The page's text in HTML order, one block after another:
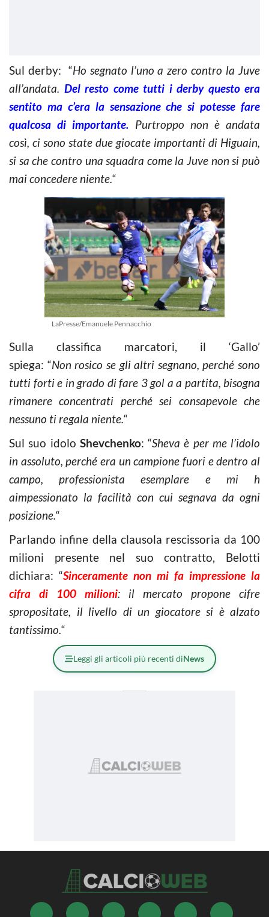
Sul derby: “Ho segnato l’uno a zero contro la Juve
all’andata. Del resto come tutti i derby questo era
sentito ma c’era la sensazione che si potesse fare
qualcosa di importante. Purtroppo non è andata
così, ci sono state due giocate importanti di Higuain,
si sa che contro una squadra come la Juve non si può
mai concedere niente.“
LaPresse/Emanuele Pennacchio
Sulla classifica marcatori, il ‘Gallo’
spiega: “Non rosico se gli altri segnano, perché sono
tutti forti e in grado di fare 3 gol a a partita, bisogna
rimanere concentrati perché sei consapevole che
nessuno ti regala niente.“
Sul suo idolo Shevchenko: “Sheva è per me l’idolo
in assoluto, perché era un campione fuori e dentro al
campo, professionista esemplare e mi h
aimpessionato la facilità con cui segnava da ogni
posizione.“
Parlando infine della clausola rescissoria da 100
milioni presente nel suo contratto, Belotti
dichiara: “Sinceramente non mi fa impressione la
cifra di 100 milioni: il mercato propone cifre
spropositate, il livello di un giocatore si è alzato
tantissimo. “
Leggi gli articoli più recenti diNews